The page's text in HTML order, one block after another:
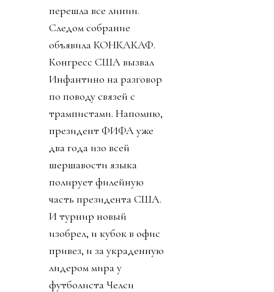
перешла все линии.
Следом собрание
объявила КОНКАКАФ.
Конгресс США вызвал
Инфантино на разговор
по поводу связей с
трампистами. Напомню,
президент ФИФА уже
два года изо всей
шершавости языка
полирует филейную
часть президента США.
И турнир новый
изобрел, и кубок в офис
привез, и за украденную
лидером мира у
футболиста Челси